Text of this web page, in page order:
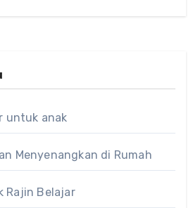
untuk anak
Menyenangkan di Rumah
Rajin Belajar